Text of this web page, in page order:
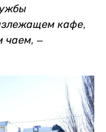
кафе,
чаем, –